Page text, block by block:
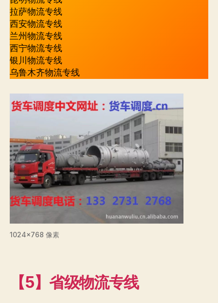
拉萨物流专线
西安物流专线
兰州物流专线
西宁物流专线
银川物流专线
乌鲁木齐物流专线
1024×768 像素
【5】省级物流专线